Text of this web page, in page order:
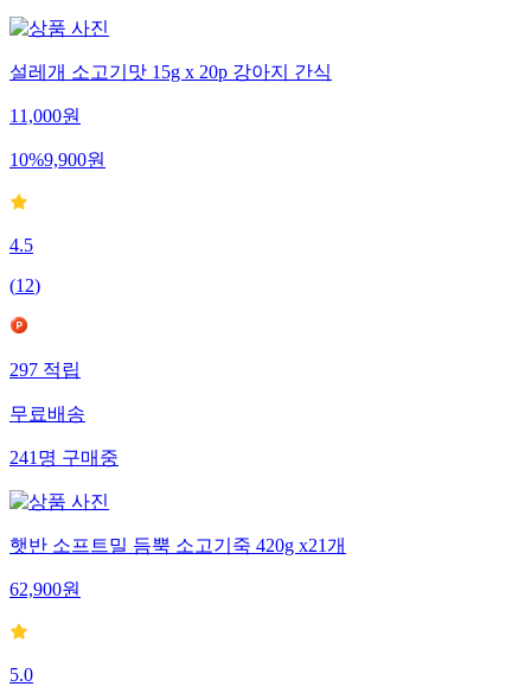
설레개 소고기맛 15g x 20p 강아지 간식
11,000원
10%9,900원
4.5
(12)
297적립
무료배송
241명구매중
햇반 소프트밀 듬뿍 소고기죽 420g x21개
62,900원
5.0